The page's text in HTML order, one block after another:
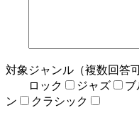
対象ジャンル（複数回答
ロック
ジャズ ブ
ン
クラシック